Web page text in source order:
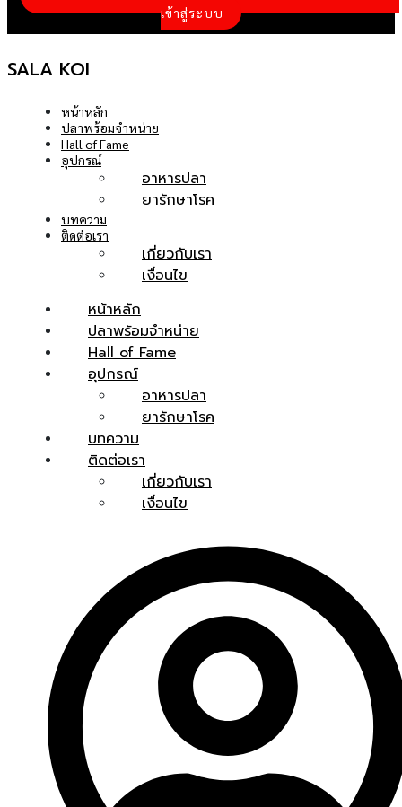
เข้าสู่ระบบ
SALA KOI
หน้าหลัก
ปลาพร้อมจำหน่าย
Hall of Fame
อุปกรณ์
อาหารปลา
ยารักษาโรค
บทความ
ติดต่อเรา
เกี่ยวกับเรา
เงื่อนไข
หน้าหลัก
ปลาพร้อมจำหน่าย
Hall of Fame
อุปกรณ์
อาหารปลา
ยารักษาโรค
บทความ
ติดต่อเรา
เกี่ยวกับเรา
เงื่อนไข